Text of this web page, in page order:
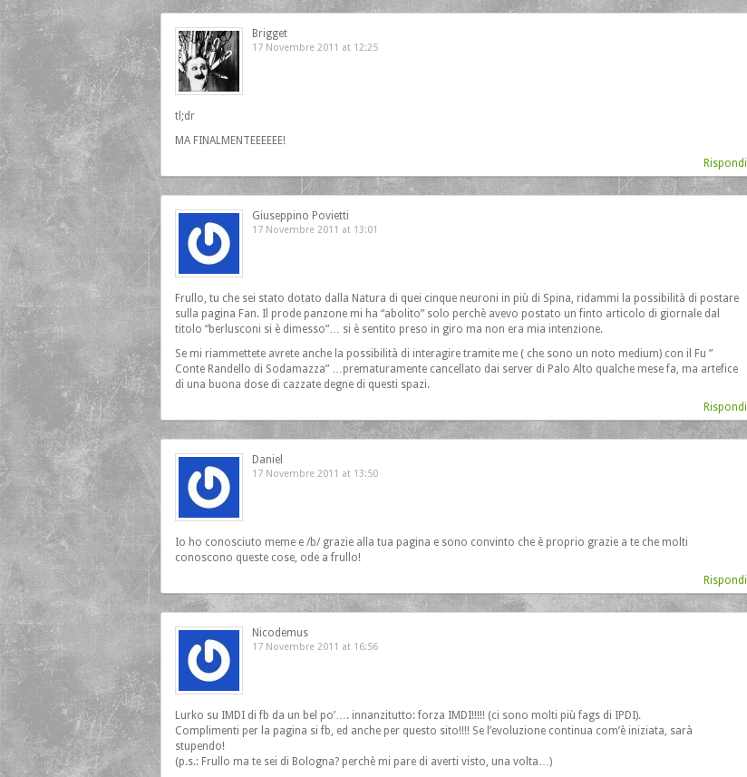
Brigget
17 Novembre 2011 at 12:25
tl;dr
MA FINALMENTEEEEEE!
Rispondi
Giuseppino Povietti
17 Novembre 2011 at 13:01
Frullo, tu che sei stato dotato dalla Natura di quei cinque neuroni in più di Spina, ridammi la possibilità di postare
sulla pagina Fan. Il prode panzone mi ha “abolito” solo perchè avevo postato un finto articolo di giornale dal
titolo “berlusconi si è dimesso”… si è sentito preso in giro ma non era mia intenzione.
Se mi riammettete avrete anche la possibilità di interagire tramite me ( che sono un noto medium) con il Fu ”
Conte Randello di Sodamazza” …prematuramente cancellato dai server di Palo Alto qualche mese fa, ma artefice
di una buona dose di cazzate degne di questi spazi.
Rispondi
Daniel
17 Novembre 2011 at 13:50
Io ho conosciuto meme e /b/ grazie alla tua pagina e sono convinto che è proprio grazie a te che molti
conoscono queste cose, ode a frullo!
Rispondi
Nicodemus
17 Novembre 2011 at 16:56
Lurko su IMDI di fb da un bel po’…. innanzitutto: forza IMDI!!!!! (ci sono molti più fags di IPDI).
Complimenti per la pagina si fb, ed anche per questo sito!!!! Se l’evoluzione continua com’è iniziata, sarà
stupendo!
(p.s.: Frullo ma te sei di Bologna? perchè mi pare di averti visto, una volta…)